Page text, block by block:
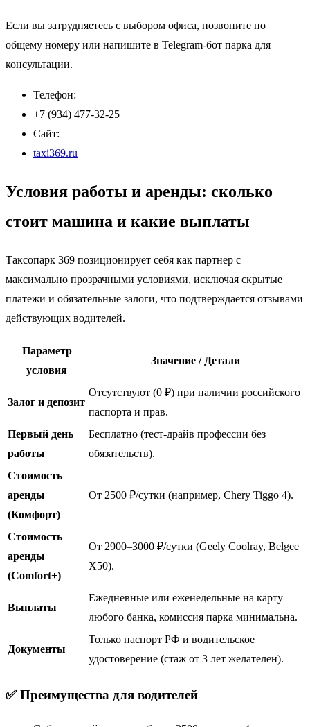
Если вы затрудняетесь с выбором офиса, позвоните по
общему номеру или напишите в Telegram-бот парка для
консультации.
Телефон:
+7 (934) 477-32-25
Сайт:
taxi369.ru
Условия работы и аренды: сколько
стоит машина и какие выплаты
Таксопарк 369 позиционирует себя как партнер с
максимально прозрачными условиями, исключая скрытые
платежи и обязательные залоги, что подтверждается отзывами
действующих водителей.
Параметр
условия
Значение / Детали
Залог и депозит
Отсутствуют (0 ₽) при наличии российского
паспорта и прав.
Первый день
работы
Бесплатно (тест-драйв профессии без
обязательств).
Стоимость
аренды
(Комфорт)
От 2500 ₽/сутки (например, Chery Tiggo 4).
Стоимость
аренды
(Comfort+)
От 2900–3000 ₽/сутки (Geely Coolray, Belgee
X50).
Выплаты
Ежедневные или еженедельные на карту
любого банка, комиссия парка минимальна.
Документы
Только паспорт РФ и водительское
удостоверение (стаж от 3 лет желателен).
✅ Преимущества для водителей